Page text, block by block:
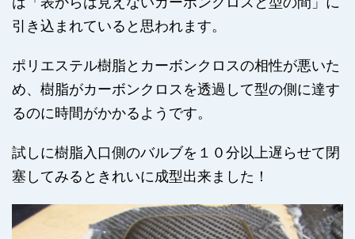
引き込まれていると思われます。
ポリエステル樹脂とカーボンクロスの相性が悪いた
め、樹脂がカーボンクロスを透過して型の側に達す
るのに時間がかかるようです。
試しに樹脂入口側のバルブを１０分以上遅らせて閉
塞してみるときれいに成型出来ました！